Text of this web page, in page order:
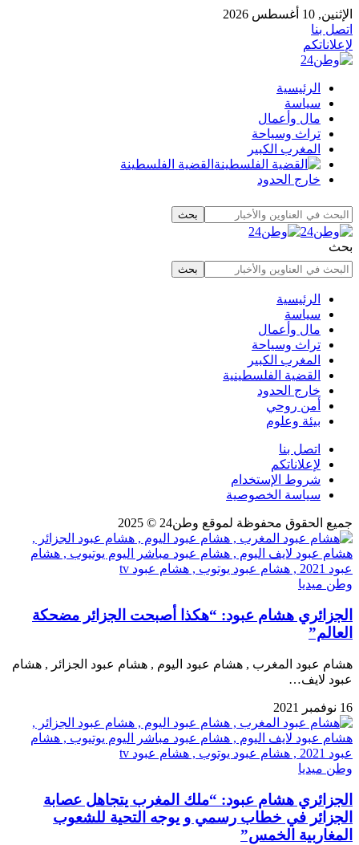
الإثنين, 10 أغسطس 2026
اتصل بنا
لإعلاناتكم
الرئيسية
سياسة
مال وأعمال
تراث وسياحة
المغرب الكبير
القضية الفلسطينة
خارج الحدود
بحث
الرئيسية
سياسة
مال وأعمال
تراث وسياحة
المغرب الكبير
القضية الفلسطينية
خارج الحدود
أمن روحي
بيئة وعلوم
اتصل بنا
لإعلاناتكم
شروط الإستخدام
سياسة الخصوصية
جميع الحقوق محفوظة لموقع وطن24 © 2025
وطن ميديا
الجزائري هشام عبود: “هكذا أصبحت الجزائر مضحكة
العالم”
هشام عبود المغرب , هشام عبود اليوم , هشام عبود الجزائر , هشام
عبود لايف…
16 نوفمبر 2021
وطن ميديا
الجزائري هشام عبود: “ملك المغرب يتجاهل عصابة
الجزائر في خطاب رسمي و يوجه التحية للشعوب
المغاربية الخمس”